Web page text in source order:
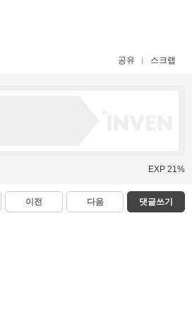
공유 스크랩
EXP 21%
이전 다음 댓글쓰기